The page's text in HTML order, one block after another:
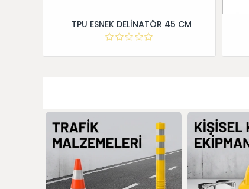
TPU ESNEK DELİNATÖR 45 CM